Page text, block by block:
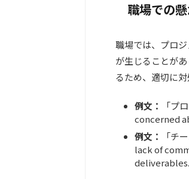
職場での
職場では、プロ
が生じることが
るため、適切に対
例文：
「プ
concerned
例文：
「チ
lack of
deliverables.